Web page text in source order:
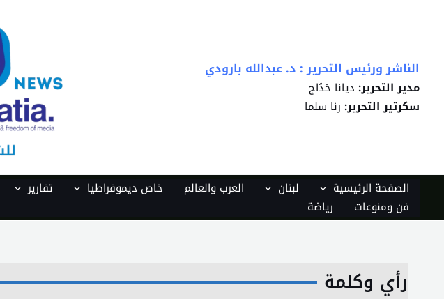
الناشر ورئيس التحرير : د. عبدالله بارودي
مدير التحرير: ديانا خدّاج
سكرتير التحرير: رنا سلما
الصفحة الرئيسية لبنان العرب والعالم خاص ديموقراطيا تقارير
فن ومنوعات
رياضة
رأي وكلمة